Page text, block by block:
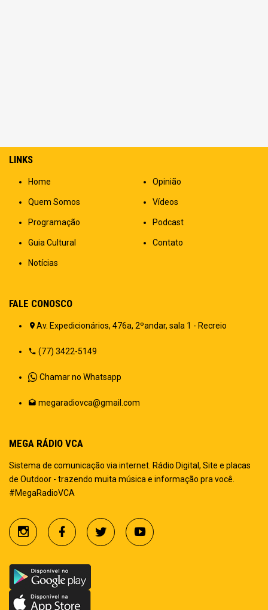
LINKS
Home
Quem Somos
Programação
Guia Cultural
Notícias
Opinião
Vídeos
Podcast
Contato
FALE CONOSCO
Av. Expedicionários, 476a, 2ºandar, sala 1 - Recreio
(77) 3422-5149
Chamar no Whatsapp
megaradiovca@gmail.com
MEGA RÁDIO VCA
Sistema de comunicação via internet. Rádio Digital, Site e placas
de Outdoor - trazendo muita música e informação pra você.
#MegaRadioVCA